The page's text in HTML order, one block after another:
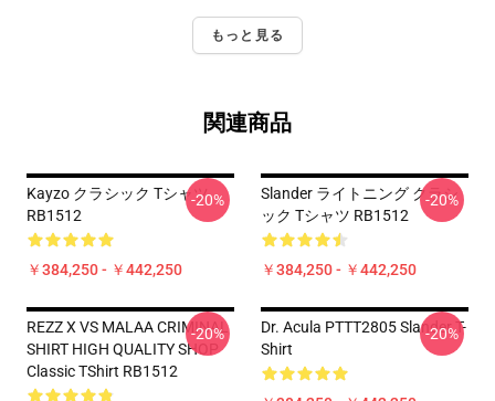
もっと見る
関連商品
Kayzo クラシック Tシャツ
RB1512
￥384,250 - ￥442,250
-20%
Slander ライトニング クラシ
ック Tシャツ RB1512
￥384,250 - ￥442,250
-20%
REZZ X VS MALAA CRIMINAL
SHIRT HIGH QUALITY SHOP
Classic TShirt RB1512
-20%
Dr. Acula PTTT2805 Slander T-
Shirt
-20%